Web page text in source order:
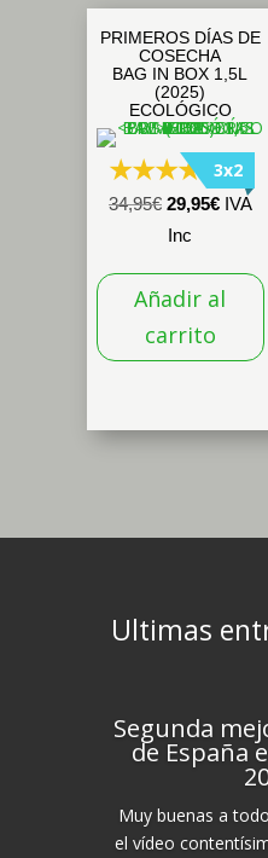
de
producto
PRIMEROS DÍAS DE
COSECHA
BAG IN BOX 1,5L
(2025)
ECOLÓGICO
3x2
(53)
34,95€ El
precio
era:
34,95€.
29,95€El
es:
IVA
Inc
Añadir al
carrito
Ultimas
Segunda
de España
Muy buenas a
el vídeo